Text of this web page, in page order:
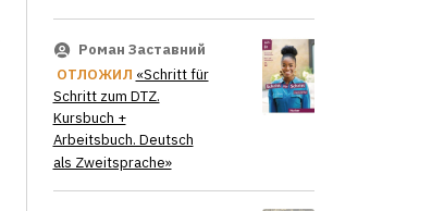
Роман Заставний
ОТЛОЖИЛ «Schritt für
Schritt zum DTZ.
Kursbuch +
Arbeitsbuch. Deutsch
als Zweitsprache»